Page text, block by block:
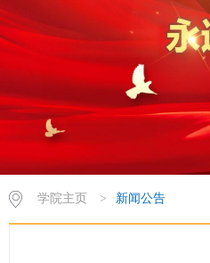
学院主页 > 新闻公告